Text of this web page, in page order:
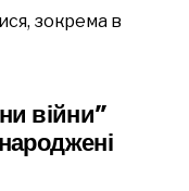
зокрема в
війни”